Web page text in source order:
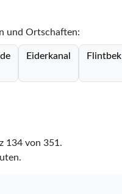
und Ortschaften:
Eiderkanal Flintbek
134von 351 .